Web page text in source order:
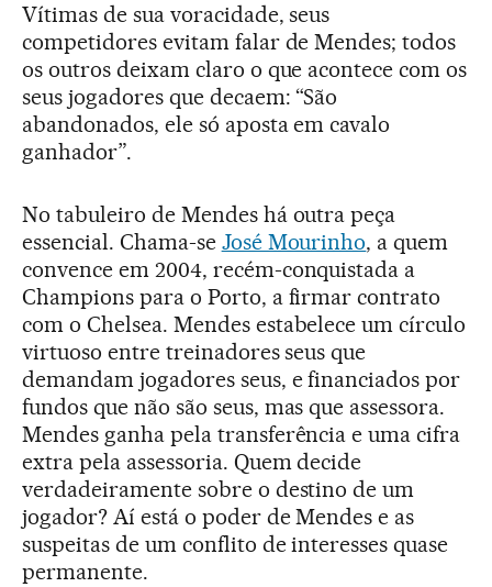
Vítimas de sua voracidade, seus
competidores evitam falar de Mendes; todos
os outros deixam claro o que acontece com os
seus jogadores que decaem: “São
abandonados, ele só aposta em cavalo
ganhador”.
No tabuleiro de Mendes há outra peça
essencial. Chama-se José Mourinho, a quem
convence em 2004, recém-conquistada a
Champions para o Porto, a firmar contrato
com o Chelsea. Mendes estabelece um círculo
virtuoso entre treinadores seus que
demandam jogadores seus, e financiados por
fundos que não são seus, mas que assessora.
Mendes ganha pela transferência e uma cifra
extra pela assessoria. Quem decide
verdadeiramente sobre o destino de um
jogador? Aí está o poder de Mendes e as
suspeitas de um conflito de interesses quase
permanente.